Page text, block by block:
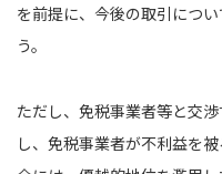
を前提に、今後の取引につ
う。
ただし、免税事業者等と交
し、免税事業者が不利益を